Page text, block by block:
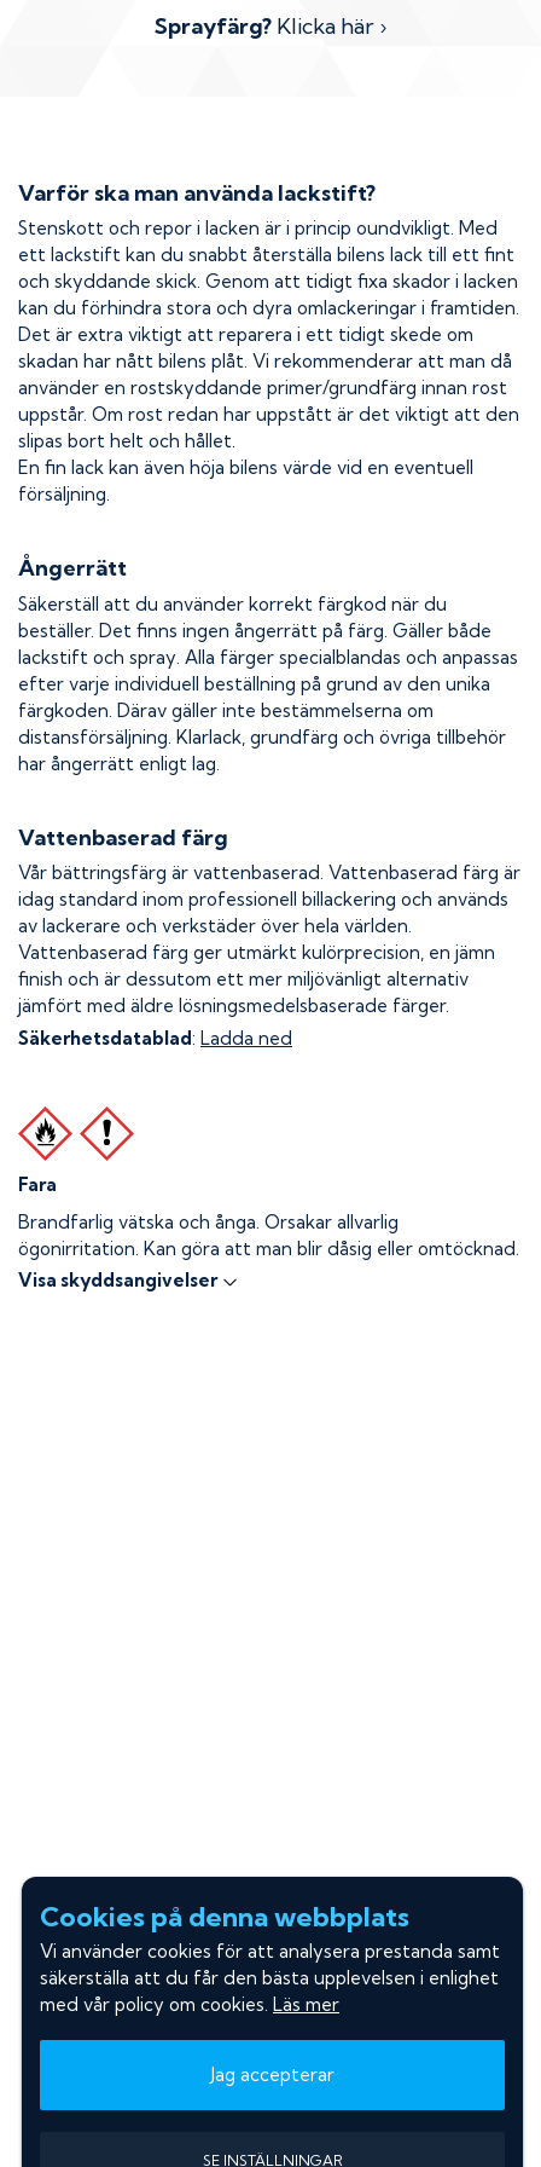
Sprayfärg? Klicka här ›
Varför ska man använda lackstift?
Stenskott och repor i lacken är i princip oundvikligt. Med
ett lackstift kan du snabbt återställa bilens lack till ett fint
och skyddande skick. Genom att tidigt fixa skador i lacken
kan du förhindra stora och dyra omlackeringar i framtiden.
Det är extra viktigt att reparera i ett tidigt skede om
skadan har nått bilens plåt. Vi rekommenderar att man då
använder en rostskyddande primer/grundfärg innan rost
uppstår. Om rost redan har uppstått är det viktigt att den
slipas bort helt och hållet.
En fin lack kan även höja bilens värde vid en eventuell
försäljning.
Ångerrätt
Säkerställ att du använder korrekt färgkod när du
beställer. Det finns ingen ångerrätt på färg. Gäller både
lackstift och spray. Alla färger specialblandas och anpassas
efter varje individuell beställning på grund av den unika
färgkoden. Därav gäller inte bestämmelserna om
distansförsäljning. Klarlack, grundfärg och övriga tillbehör
har ångerrätt enligt lag.
Vattenbaserad färg
Vår bättringsfärg är vattenbaserad. Vattenbaserad färg är
idag standard inom professionell billackering och används
av lackerare och verkstäder över hela världen.
Vattenbaserad färg ger utmärkt kulörprecision, en jämn
finish och är dessutom ett mer miljövänligt alternativ
jämfört med äldre lösningsmedelsbaserade färger.
Säkerhetsdatablad: Ladda ned
Fara
Brandfarlig vätska och ånga. Orsakar allvarlig
ögonirritation. Kan göra att man blir dåsig eller omtöcknad.
Visa skyddsangivelser
Cookies på denna webbplats
Vi använder cookies för att analysera prestanda samt
säkerställa att du får den bästa upplevelsen i enlighet
med vår policy om cookies. Läs mer
Jag accepterar
SE INSTÄLLNINGAR